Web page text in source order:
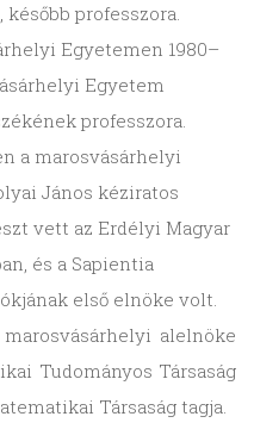
professzora.
Egyetemen 1980–
Egyetem
professzora.
a marosvásárhelyi
János kéziratos
vett az Erdélyi Magyar
és a Sapientia
első elnöke volt.
alelnöke
Tudományos Társaság
Társaság tagja.